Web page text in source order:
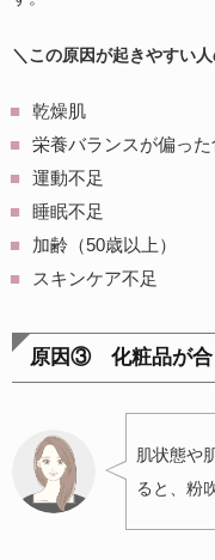
＼この原因が起きやすい
乾燥肌
栄養バランスが偏っ
運動不足
睡眠不足
加齢（50歳以上）
スキンケア不足
原因③ 化粧品が合
肌状態や
ると、粉